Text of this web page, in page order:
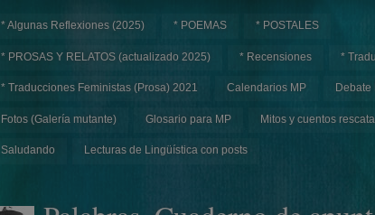
* Algunas Reflexiones (2025) * POEMAS * POSTALES
* PROSAS Y RELATOS (actualizado 2025) * Recensiones *
* Traducciones Feministas (Prosa) 2021 Calendarios MP Debate
Fotos (Galería mutante) Glosario para MP Mitos y cuentos
Saludando Lecturas de Lingüística con posts